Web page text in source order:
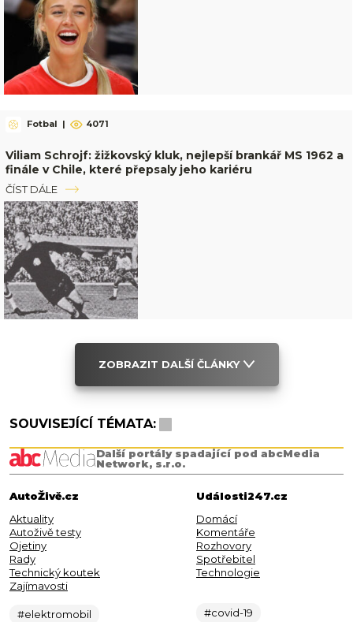
Fotbal | 4071
Viliam Schrojf: žižkovský kluk, nejlepší brankář MS 1962 a
finále v Chile, které přepsaly jeho kariéru
ČÍST DÁLE
ZOBRAZIT DALŠÍ ČLÁNKY
SOUVISEJÍCÍ TÉMATA:
Další portály spadající pod abcMedia
Network, s.r.o.
AutoŽivě.cz
Aktuality
Autoživě testy
Ojetiny
Rady
Technický koutek
Zajímavosti
#elektromobil
Události247.cz
Domácí
Komentáře
Rozhovory
Spotřebitel
Technologie
#covid-19